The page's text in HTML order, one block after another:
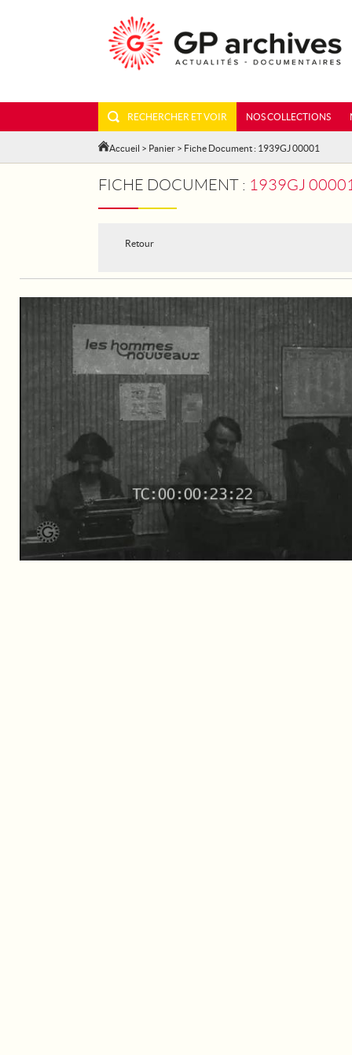
RECHERCHER ET VOIR NOS COLLECTIONS
Accueil > Panier > Fiche Document : 1939GJ 00001
FICHE DOCUMENT : 1939GJ 00001 - LES ANCIENS
Retour